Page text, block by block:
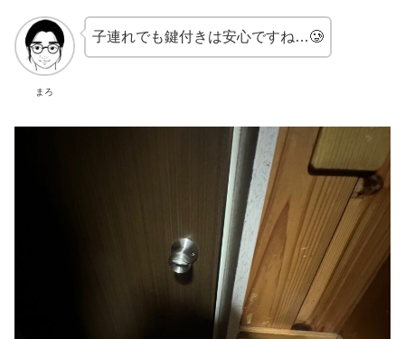
まろ
子連れでも鍵付きは安心ですね…🥲